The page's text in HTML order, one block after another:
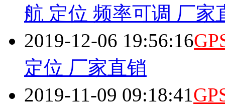
航 定位 频率可调 厂家
2019-12-06 19:56:16
定位 厂家直销
2019-11-09 09:18:41